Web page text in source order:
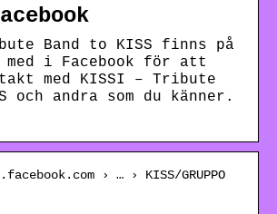
Band to KISS finns på
med i Facebook för att
med KISSI – Tribute
och andra som du känner.
› … › KISS/GRUPPO